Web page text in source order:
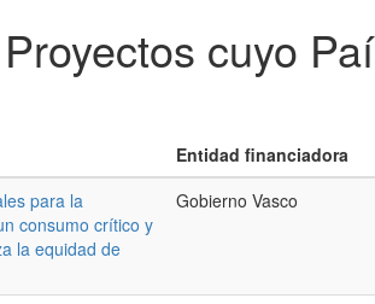
Proyectos cuyo
Entidad financiadora
para la
consumo crítico y
la equidad de
Gobierno Vasco